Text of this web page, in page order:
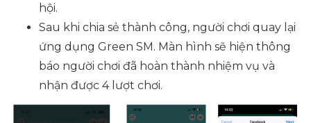
hội.
Sau khi chia sẻ thành công, người chơi quay lại
ứng dụng Green SM. Màn hình sẽ hiện thông
báo người chơi đã hoàn thành nhiệm vụ và
nhận được 4 lượt chơi.